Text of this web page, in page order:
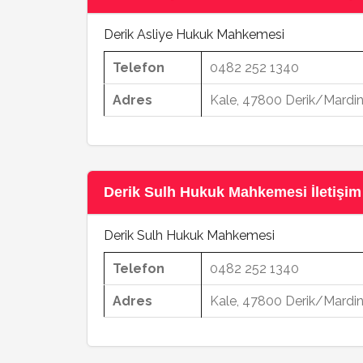
Derik Asliye Hukuk Mahkemesi
Telefon 0482 252 1340
Adres Kale, 47800 Derik/Mardin
Derik Sulh Hukuk Mahkemesi
Derik Sulh Hukuk Mahkemesi
Telefon 0482 252 1340
Adres Kale, 47800 Derik/Mardin